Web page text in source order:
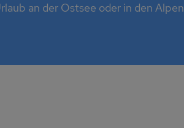
an der Ostsee oder in den Alpen